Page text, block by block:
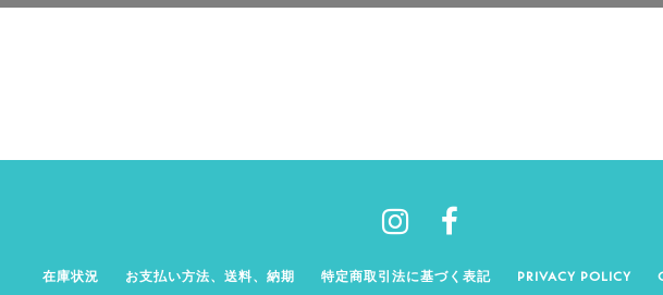
在庫状況 お支払い方法、送料、納期 特定商取引法に基づく表記 PRIVACY POLICY